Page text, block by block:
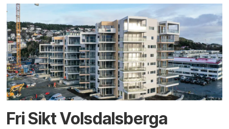
Fri Sikt Volsdalsberga